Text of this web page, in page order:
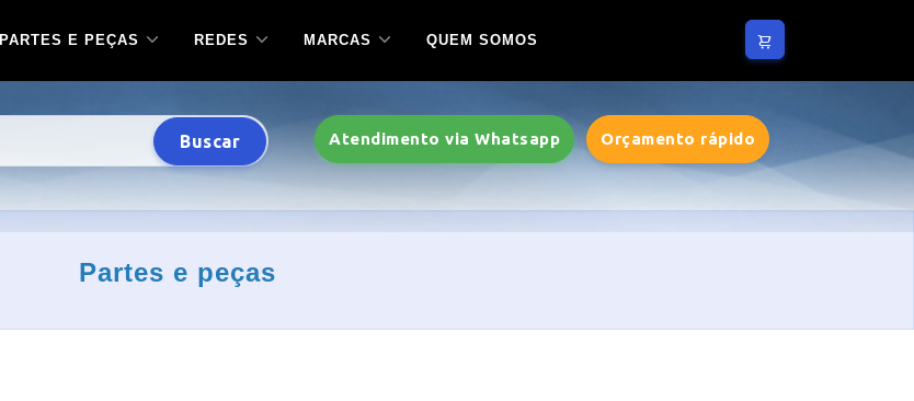
PARTES E PEÇAS REDES MARCAS QUEM SOMOS
Buscar Atendimento via Whatsapp Orçamento rápido
Partes e peças